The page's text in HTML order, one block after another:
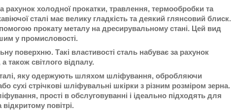
холодної прокатки, травлення, термообробки та
сталі має велику гладкість та деякий глянсовий блиск.
прокату металу на дресирувальному стані. Цей вид
у промисловості.
поверхню. Такі властивості сталь набуває за рахунок
також світлого відпалу.
яку одержують шляхом шліфування, обробляючи
сухі стрічкові шліфувальні шкірки з різним розміром зерна.
прості в обслуговуванні і ідеально підходять для
повітрі.